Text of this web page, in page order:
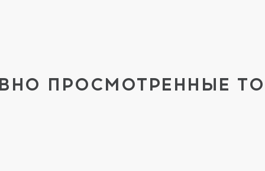
ПРОСМОТРЕННЫЕ